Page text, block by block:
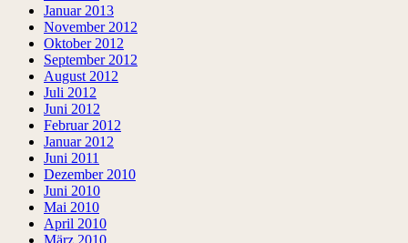
Januar 2013
November 2012
Oktober 2012
September 2012
August 2012
Juli 2012
Juni 2012
Februar 2012
Januar 2012
Juni 2011
Dezember 2010
Juni 2010
Mai 2010
April 2010